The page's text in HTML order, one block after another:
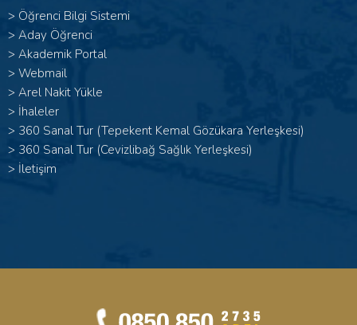
> Öğrenci Bilgi Sistemi
> Aday Öğrenci
> Akademik Portal
> Webmail
> Arel Nakit Yükle
> İhaleler
> 360 Sanal Tur (Tepekent Kemal Gözükara Yerleşkesi)
> 360 Sanal Tur (Cevizlibağ Sağlık Yerleşkesi)
> İletişim